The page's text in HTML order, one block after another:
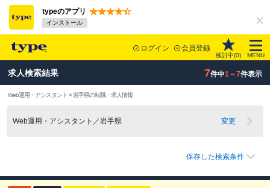
typeのアプリ
インストール
ログイン 会員登録
検討中(0) MENU
求人検索結果 7件中1～7件表示
Web運用・アシスタント × 岩手県の転職・求人情報
Web運用・アシスタント／岩手県 変更
保存した検索条件